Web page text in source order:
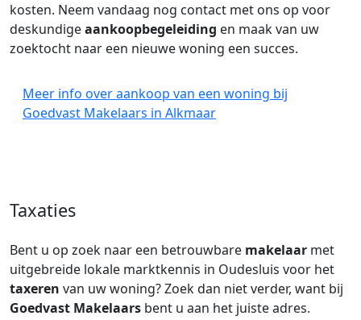
kosten. Neem vandaag nog contact met ons op voor
deskundigeaankoopbegeleiding en maak van uw
zoektocht naar een nieuwe woning een succes.
Meer info over aankoop van een woning bij
Goedvast Makelaars in Alkmaar
Taxaties
Bent u op zoek naar een betrouwbare makelaar met
uitgebreide lokale marktkennis in Oudesluis voor het
taxeren van uw woning? Zoek dan niet verder, want bij
Goedvast Makelaars bent u aan het juiste adres.